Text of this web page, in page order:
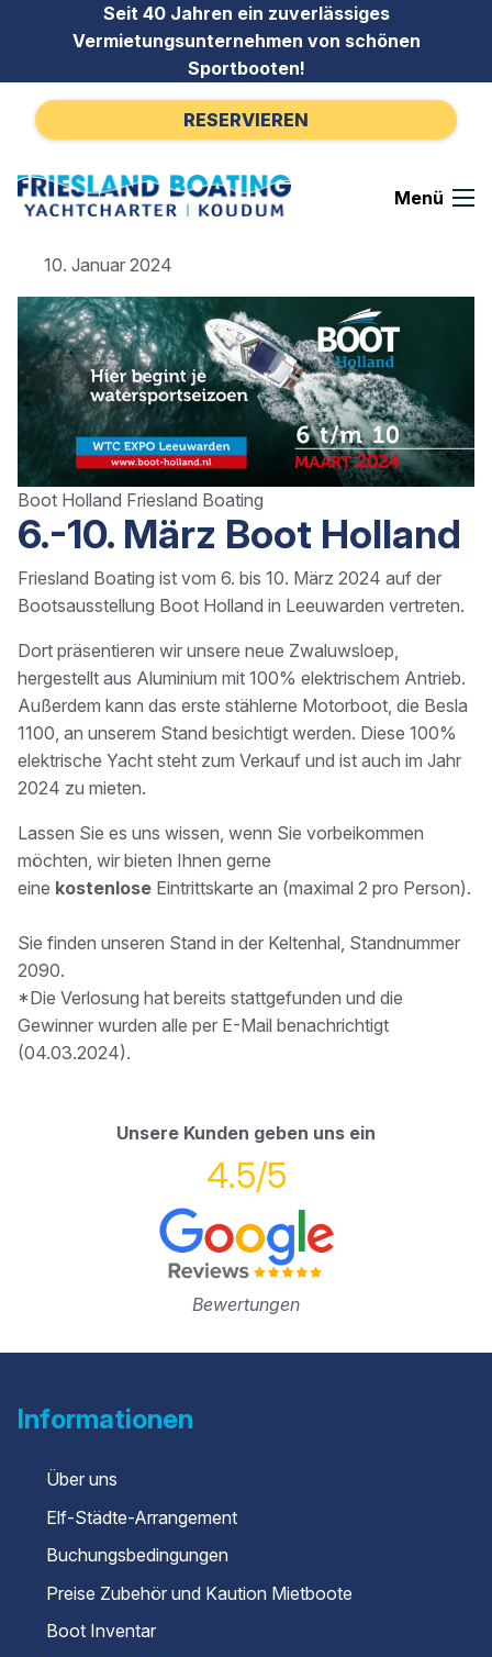
Zum Inhalt springenSeit 40 Jahren ein zuverlässiges
Vermietungsunternehmen von schönen
Sportbooten!
RESERVIEREN
Menü
10. Januar 2024
Boot Holland Friesland Boating
6.-10. März Boot Holland
Friesland Boating ist vom 6. bis 10. März 2024 auf der
Bootsausstellung Boot Holland in Leeuwarden vertreten.
Dort präsentieren wir unsere neue Zwaluwsloep,
hergestellt aus Aluminium mit 100% elektrischem Antrieb.
Außerdem kann das erste stählerne Motorboot, die Besla
1100, an unserem Stand besichtigt werden. Diese 100%
elektrische Yacht steht zum Verkauf und ist auch im Jahr
2024 zu mieten.
Lassen Sie es uns wissen, wenn Sie vorbeikommen
möchten, wir bieten Ihnen gerne
eine kostenlose Eintrittskarte an (maximal 2 pro Person).
Sie finden unseren Stand in der Keltenhal, Standnummer
2090.
*Die Verlosung hat bereits stattgefunden und die
Gewinner wurden alle per E-Mail benachrichtigt
(04.03.2024).
Unsere Kunden geben uns ein
4.5/5
Bewertungen
Informationen
Über uns
Elf-Städte-Arrangement
Buchungsbedingungen
Preise Zubehör und Kaution Mietboote
Boot Inventar